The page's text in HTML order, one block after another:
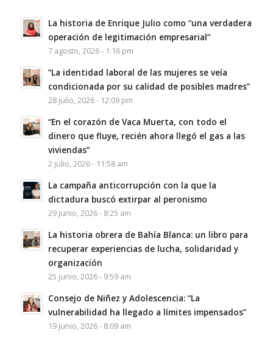
La historia de Enrique Julio como “una verdadera
operación de legitimación empresarial”
7 agosto, 2026 - 1:16 pm
“La identidad laboral de las mujeres se veía
condicionada por su calidad de posibles madres”
28 julio, 2026 - 12:09 pm
“En el corazón de Vaca Muerta, con todo el
dinero que fluye, recién ahora llegó el gas a las
viviendas”
2 julio, 2026 - 11:58 am
La campaña anticorrupción con la que la
dictadura buscó extirpar al peronismo
29 junio, 2026 - 8:25 am
La historia obrera de Bahía Blanca: un libro para
recuperar experiencias de lucha, solidaridad y
organización
25 junio, 2026 - 9:59 am
Consejo de Niñez y Adolescencia: “La
vulnerabilidad ha llegado a límites impensados”
19 junio, 2026 - 8:09 am